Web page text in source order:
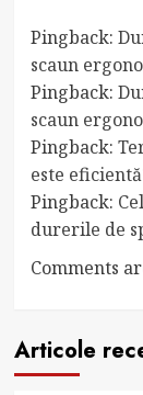
Pingback:
scaun
Pingback:
scaun
Pingback:
este
Pingback:
durerile de
Comments
Articole